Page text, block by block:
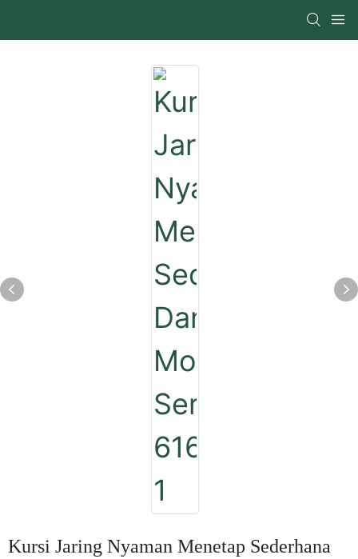
Kursi Jaring Nyaman Menetap Sederhana